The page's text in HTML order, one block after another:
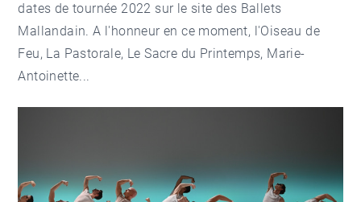
dates de tournée 2022 sur le site des Ballets
Mallandain. A l'honneur en ce moment, l'Oiseau de
Feu, La Pastorale, Le Sacre du Printemps, Marie-
Antoinette...